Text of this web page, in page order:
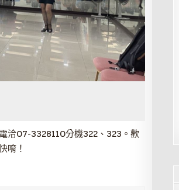
洽07-3328110分機322、323。歡
唷！